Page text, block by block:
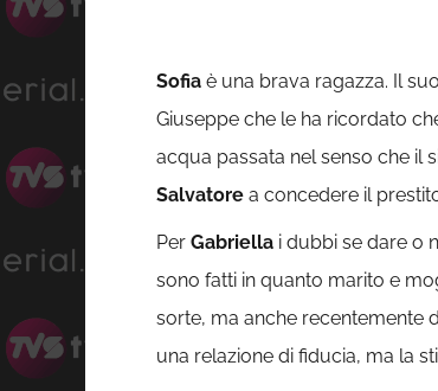
Sofia è una brava ragazza. Il
Giuseppe che le ha ricordato
acqua passata nel senso che il
Salvatore a concedere il
Per Gabriella i dubbi se dare o
sono fatti in quanto marito e
sorte, ma anche recentemente
una relazione di fiducia, ma la